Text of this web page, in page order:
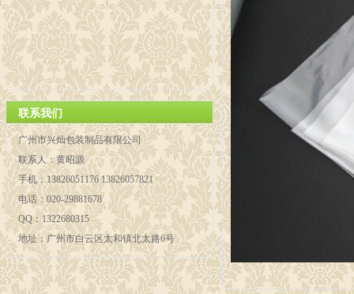
联系我们
广州市兴灿包装制品有限公司
联系人：黄昭源
手机：13826051176 13826057821
电话：020-29881678
QQ：1322680315
地址：广州市白云区太和镇北太路6号